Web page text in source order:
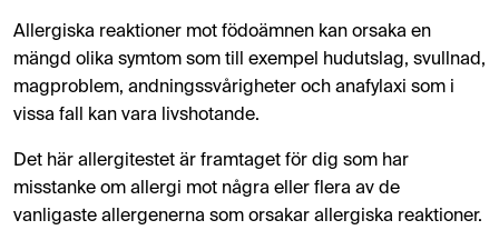
Allergiska reaktioner mot födoämnen kan orsaka en
mängd olika symtom som till exempel hudutslag, svullnad,
magproblem, andningssvårigheter och anafylaxi som i
vissa fall kan vara livshotande.
Det här allergitestet är framtaget för dig som har
misstanke om allergi mot några eller flera av de
vanligaste allergenerna som orsakar allergiska reaktioner.